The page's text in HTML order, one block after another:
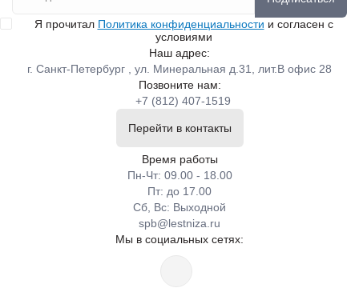
Я прочитал Политика конфиденциальности и согласен с
условиями
Наш адрес:
г. Санкт-Петербург , ул. Минеральная д.31, лит.В офис 28
Позвоните нам:
+7 (812) 407-1519
Перейти в контакты
Время работы
Пн-Чт: 09.00 - 18.00
Пт: до 17.00
Сб, Вс: Выходной
spb@lestniza.ru
Мы в социальных сетях: